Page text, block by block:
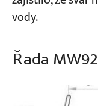
vody.
Řada MW92